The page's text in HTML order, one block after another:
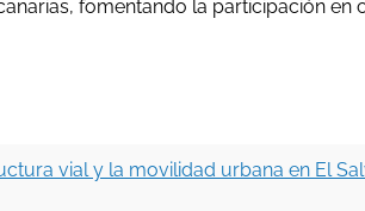
fomentando la participación
vial y la movilidad urbana en El